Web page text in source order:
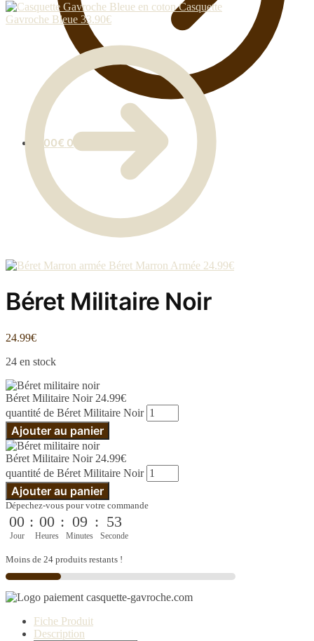
0.00€ 0
Casquette
Gavroche Bleue 33.90€
Béret Marron Armée 24.99€
Béret Militaire Noir
24.99€
24 en stock
Béret Militaire Noir 24.99€
quantité de Béret Militaire Noir
Ajouter au panier
Béret Militaire Noir 24.99€
quantité de Béret Militaire Noir
Ajouter au panier
Dépechez-vous pour votre commande
00
Jour
: 00
Heures
: 09
Minutes
: 51
Seconde
Moins de 24 produits restants !
Fiche Produit
Description